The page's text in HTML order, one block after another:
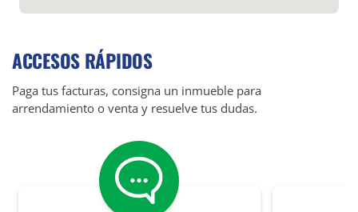
ACCESOS RÁPIDOS
Paga tus facturas, consigna un inmueble para
arrendamiento o venta y resuelve tus dudas.